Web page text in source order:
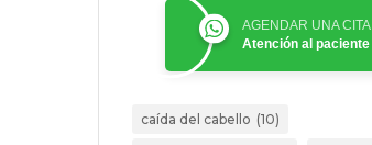
AGENDAR UNA CITA
Atención al paciente
caída del cabello (10)